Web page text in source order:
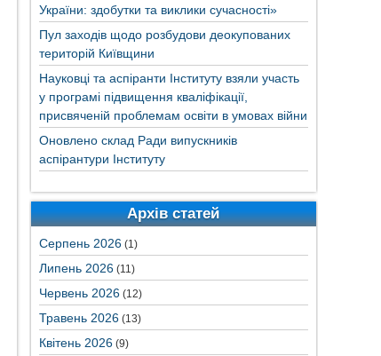
України: здобутки та виклики сучасності»
Пул заходів щодо розбудови деокупованих
територій Київщини
Науковці та аспіранти Інституту взяли участь
у програмі підвищення кваліфікації,
присвяченій проблемам освіти в умовах війни
Оновлено склад Ради випускників
аспірантури Інституту
Архів статей
Серпень 2026(1)
Липень 2026(11)
Червень 2026(12)
Травень 2026(13)
Квітень 2026(9)